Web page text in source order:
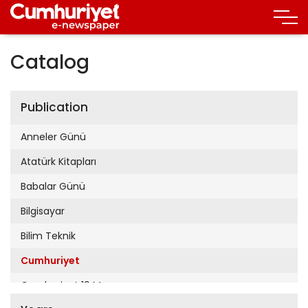
Catalog
Publication
Anneler Günü
Atatürk Kitapları
Babalar Günü
Bilgisayar
Bilim Teknik
Cumhuriyet
Cumhuriyet 19 Mayıs